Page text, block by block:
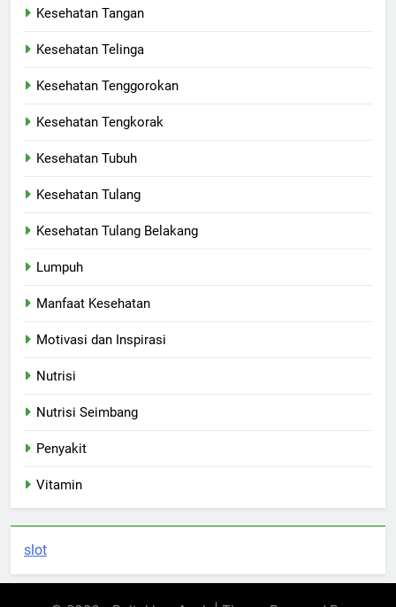
Kesehatan Tangan
Kesehatan Telinga
Kesehatan Tenggorokan
Kesehatan Tengkorak
Kesehatan Tubuh
Kesehatan Tulang
Kesehatan Tulang Belakang
Lumpuh
Manfaat Kesehatan
Motivasi dan Inspirasi
Nutrisi
Nutrisi Seimbang
Penyakit
Vitamin
slot